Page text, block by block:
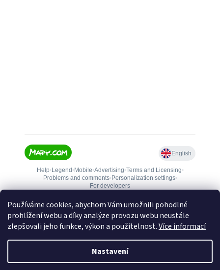
Používáme cookies, abychom Vám umožnili pohodlné
prohlížení webu a díky analýze provozu webu neustále
zlepšovali jeho funkce, výkon a použitelnost.Více informací
Nastavení
Vytvořil Shoptet